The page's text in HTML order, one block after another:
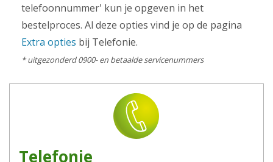
telefoonnummer' kun je opgeven in het
bestelproces. Al deze opties vind je op de pagina
Extra opties bij Telefonie.
* uitgezonderd 0900- en betaalde servicenummers
Telefonie